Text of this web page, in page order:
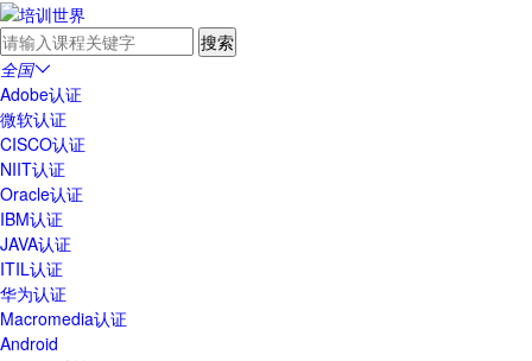
全国
Adobe认证
微软认证
CISCO认证
NIIT认证
Oracle认证
IBM认证
JAVA认证
ITIL认证
华为认证
Macromedia认证
Android